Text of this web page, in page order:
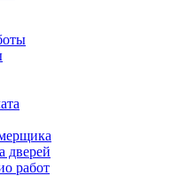
дверей
работ